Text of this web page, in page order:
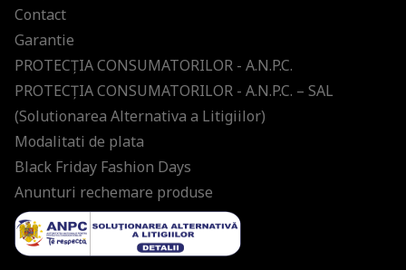
Contact
Garantie
PROTECŢIA CONSUMATORILOR - A.N.P.C.
PROTECŢIA CONSUMATORILOR - A.N.P.C. – SAL
(Solutionarea Alternativa a Litigiilor)
Modalitati de plata
Black Friday Fashion Days
Anunturi rechemare produse